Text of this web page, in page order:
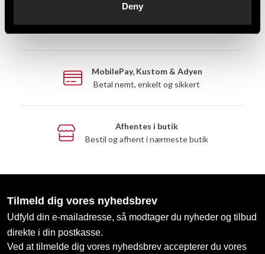
Deny
MobilePay, Kustom & Adyen
Betal nemt, enkelt og sikkert
Afhentes i butik
Bestil og afhent i nærmeste butik
Tilmeld dig vores nyhedsbrev
Udfyld din e-mailadresse, så modtager du nyheder og tilbud
direkte i din postkasse.
Ved at tilmelde dig vores nyhedsbrev accepterer du vores